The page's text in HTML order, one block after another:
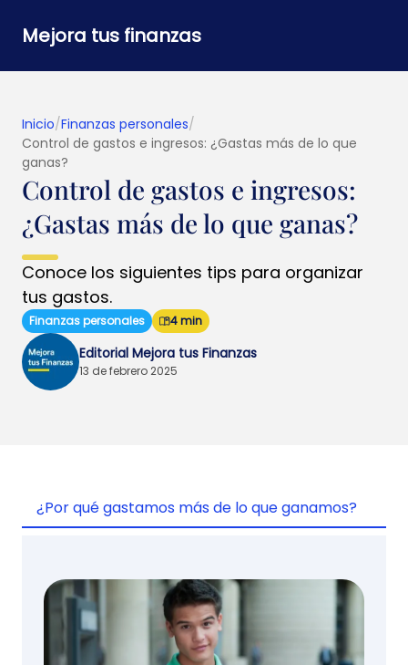
Mejora tus finanzas
Inicio/Finanzas personales/
Control de gastos e ingresos: ¿Gastas más de lo que
ganas?
Control de gastos e ingresos:
¿Gastas más de lo que ganas?
Conoce los siguientes tips para organizar
tus gastos.
Finanzas personales 4 min
Editorial Mejora tus Finanzas
13 de febrero 2025
¿Por qué gastamos más de lo que ganamos?